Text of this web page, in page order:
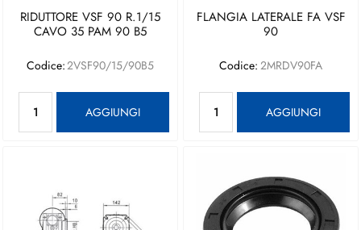
RIDUTTORE VSF 90 R.1/15
CAVO 35 PAM 90 B5
Codice:2VSF90/15/90B5
AGGIUNGI
FLANGIA LATERALE FA VSF
90
Codice: 2MRDV90FA
AGGIUNGI